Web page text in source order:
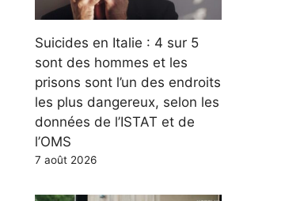
Suicides en Italie : 4 sur 5
sont des hommes et les
prisons sont l’un des endroits
les plus dangereux, selon les
données de l’ISTAT et de
l’OMS
7 août 2026